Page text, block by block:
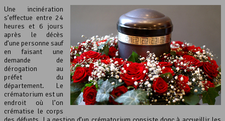
Une incinération
s’effectue entre 24
heures et 6 jours
après le décès
d’une personne sauf
en faisant une
demande de
dérogation au
préfet du
département. Le
crématorium est un
endroit où l’on
crématise le corps